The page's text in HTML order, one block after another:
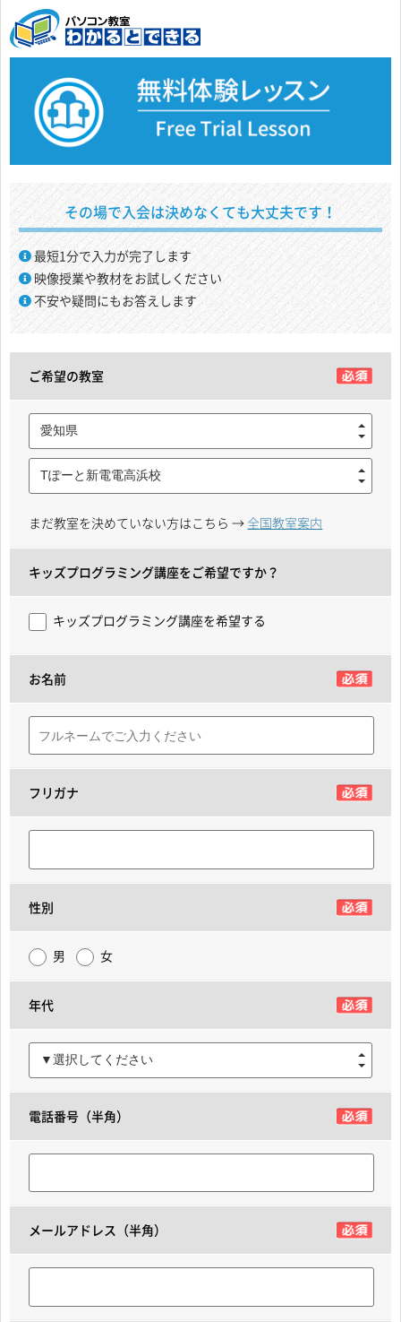
その場で入会は決めなくても大丈夫です！
最短1分で入力が完了します
映像授業や教材をお試しください
不安や疑問にもお答えします
ご希望の教室
愛知県
Tぽーと新電電高浜校
まだ教室を決めていない方はこちら → 全国教室案内
キッズプログラミング講座をご希望ですか？
キッズプログラミング講座を希望する
お名前
フリガナ
性別
男 女
年代
▼選択してください
電話番号（半角）
メールアドレス（半角）